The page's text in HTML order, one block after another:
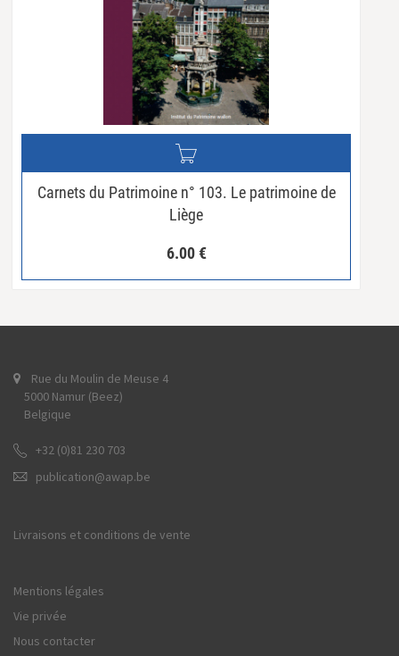
Carnets du Patrimoine n° 103. Le patrimoine de
Liège
6.00€
Rue du Moulin de Meuse 4
5000 Namur (Beez)
Belgique
+32 (0)81 230 703
publication@awap.be
Livraisons et conditions de vente
Mentions légales
Vie privée
Nous contacter